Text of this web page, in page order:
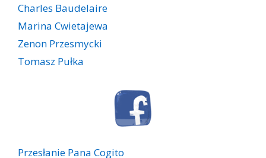
Charles Baudelaire
Marina Cwietajewa
Zenon Przesmycki
Tomasz Pułka
Przesłanie Pana Cogito